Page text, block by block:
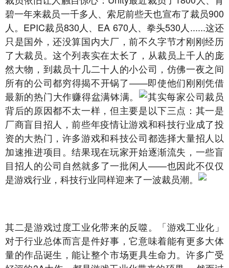
碧一年来裁员一千多人、索尼前些天也宣布了裁员900
人。EPIC裁员830人、EA 670人、拳头530人......这还
只是国外，还没算国内大厂，前不久字节才刚刚经历
了大裁员。这个列表实在太长了，从裁员上千人的庞
然大物，到裁员十几二十人的小公司，仿佛一夜之间
所有的公司都穷得揭不开锅了——即使他们刚刚凭借
最新的热门大作赚得盆满钵满。
其实每家公司裁员
背后的原因都不太一样，但主要是以下三点：其一是
厂商盲目招人，前些年疫情让游戏和科技行业成了投
资的大热门，许多游戏和科技公司都选择大量招人以
加速推进项目。结果现在玩家开始逐渐流失，一些盲
目招人的公司自然就多了一批闲人——也因此不仅仅
是游戏行业，科技行业同样迎来了一波裁员潮。
其二是游戏过度工业化带来的反噬。「游戏工业化」
对于行业总体而言是件好事，它意味着能有更多大体
量的作品诞生，能让整个市场更具生命力。许多广受